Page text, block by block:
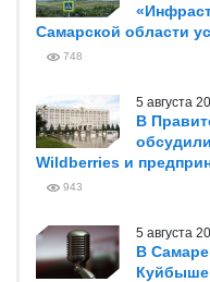
Самарской области
748
5 августа
В
Wildberries и
943
5 августа
В